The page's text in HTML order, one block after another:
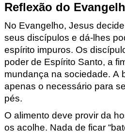
Reflexão do Evang
No Evangelho, Jesus
seus discípulos e dá-lhes
espírito impuros. Os
poder de Espírito Santo, a
mundança na sociedade. A
apenas o necessário para
pés.
O alimento deve provir da
os acolhe. Nada de ficar